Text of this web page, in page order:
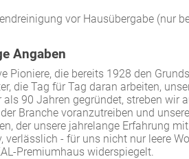
vor Hausübergabe (nur
Angaben
Pioniere, die bereits 1928 den
die Tag für Tag daran arbeiten,
als 90 Jahren gegründet, streben wir
Branche voranzutreiben und
der unsere jahrelange Erfahrung
verlässlich - für uns nicht nur leere
Premiumhaus widerspiegelt.